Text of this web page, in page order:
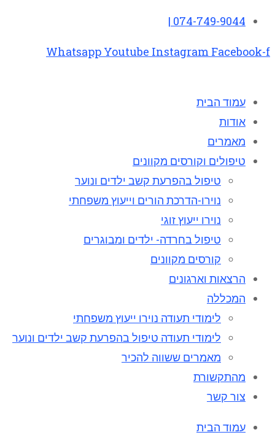
074-749-9044 |
Whatsapp Youtube Instagram Facebook-f
עמוד הבית
אודות
מאמרים
טיפולים וקורסים מקוונים
טיפול בהפרעת קשב ילדים ונוער
נוירו-הדרכת הורים וייעוץ משפחתי
נוירו ייעוץ זוגי
טיפול בחרדה- ילדים ומבוגרים
קורסים מקוונים
הרצאות וארגונים
המכללה
לימודי תעודה נוירו ייעוץ משפחתי
לימודי תעודה טיפול בהפרעת קשב ילדים ונוער
מאמרים ששווה להכיר
מהתקשורת
צור קשר
עמוד הבית